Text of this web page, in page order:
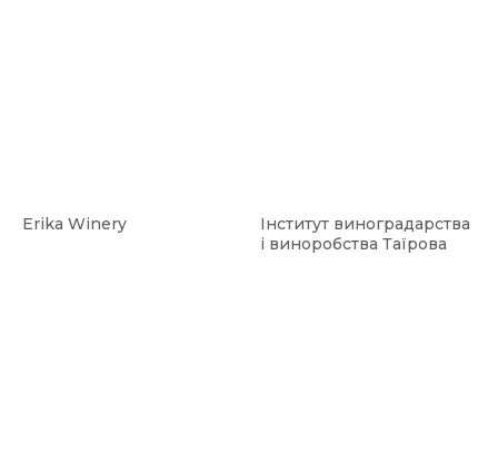
Erika Winery
Інститут виноградарства
і виноробства Таїрова